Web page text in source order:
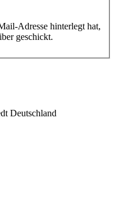
Adresse hinterlegt hat,
geschickt.
Deutschland